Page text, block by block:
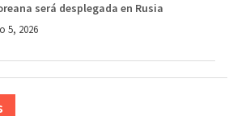
será desplegada en Rusia
5, 2026